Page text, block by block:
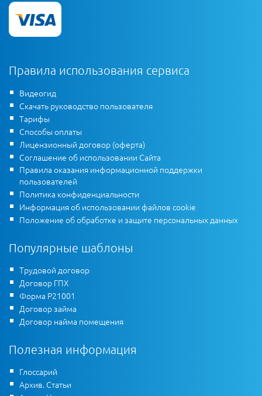
Правила использования сервиса
Видеогид
Скачать руководство пользователя
Тарифы
Способы оплаты
Лицензионный договор (оферта)
Соглашение об использовании Сайта
Правила оказания информационной поддержки
пользователей
Политика конфиденциальности
Информация об использовании файлов cookie
Положение об обработке и защите персональных данных
Популярные шаблоны
Трудовой договор
Договор ГПХ
Форма Р21001
Договор займа
Договор найма помещения
Полезная информация
Глоссарий
Архив. Статьи